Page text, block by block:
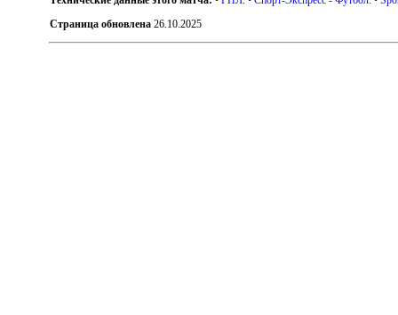
Страница обновлена 26.10.2025